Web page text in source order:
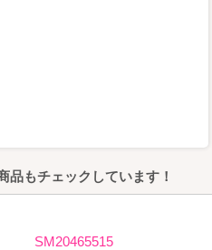
品もチェックしています！
SM20465515